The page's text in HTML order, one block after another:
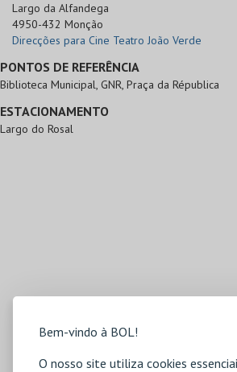
Bem-vindo à BOL!
O nosso site utiliza cookies
Largo da Alfandega
4950-432 Monção
Direcções para Cine Teatro João Verde
PONTOS DE REFERÊNCIA
Biblioteca Municipal, GNR, Praça da Républica
ESTACIONAMENTO
Largo do Rosal